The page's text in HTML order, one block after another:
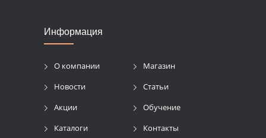
Информация
О компании
Магазин
Новости
Статьи
Акции
Обучение
Каталоги
Контакты